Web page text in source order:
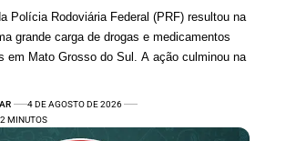
Polícia Rodoviária Federal (PRF) resultou na
grande carga de drogas e medicamentos
em Mato Grosso do Sul. A ação culminou na
4 DE AGOSTO DE 2026
MINUTOS